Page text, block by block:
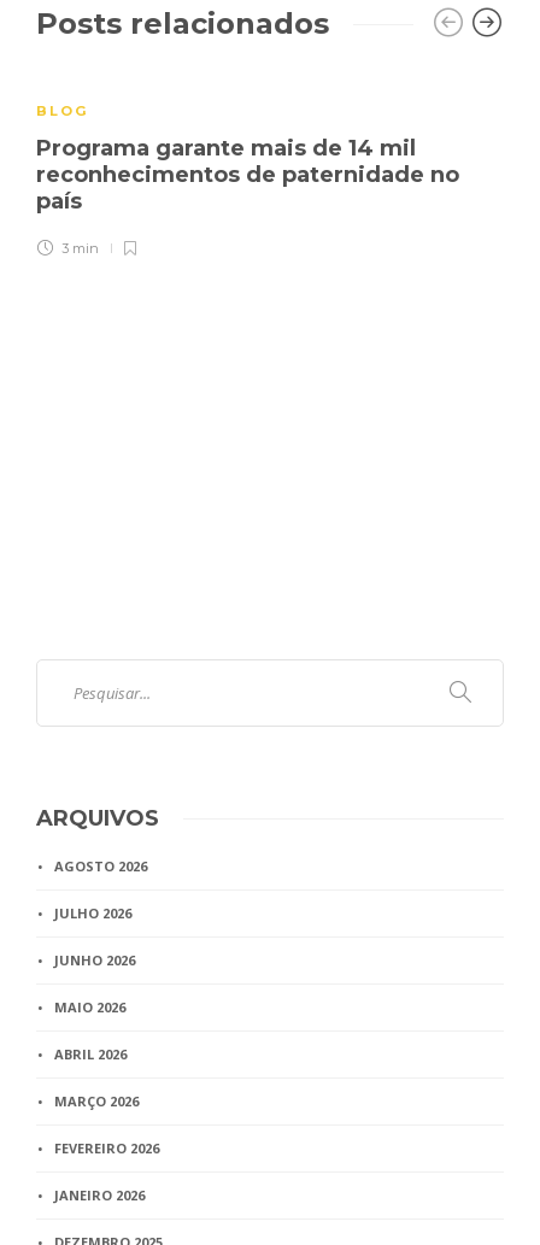
Posts relacionados
BLOG
Programa garante mais de 14 mil
reconhecimentos de paternidade no
país
3 min
ARQUIVOS
AGOSTO 2026
JULHO 2026
JUNHO 2026
MAIO 2026
ABRIL 2026
MARÇO 2026
FEVEREIRO 2026
JANEIRO 2026